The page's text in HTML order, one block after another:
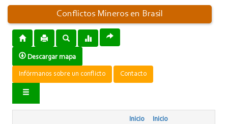
Conflictos Mineros en Brasil
Descargar mapa
Infórmanos sobre un conflicto Contacto
Inicio
Inicio